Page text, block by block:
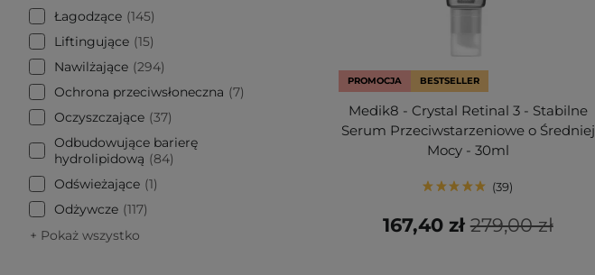
Łagodzące 145
Liftingujące 15
Nawilżające 294
Ochrona przeciwsłoneczna
7
Oczyszczające 37
Odbudowujące barierę
hydrolipidową
84
Odświeżające 1
Odżywcze 117
+ Pokaż wszystko
PROMOCJA BESTSELLER
Medik8 - Crystal Retinal 3 - Stabilne
Serum Przeciwstarzeniowe o Średniej
Mocy - 30ml
39
279,00 zł
167,40 zł